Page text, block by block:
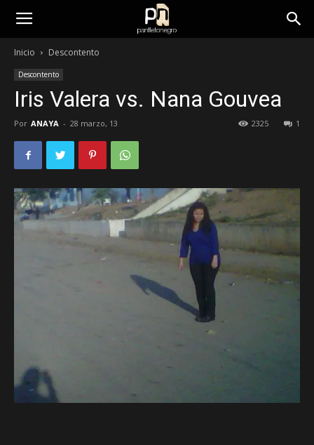
panfletonegro
Inicio Descontento
Descontento
Iris Valera vs. Nana Gouvea
Por ANAYA - 28 marzo, 13 1
2325